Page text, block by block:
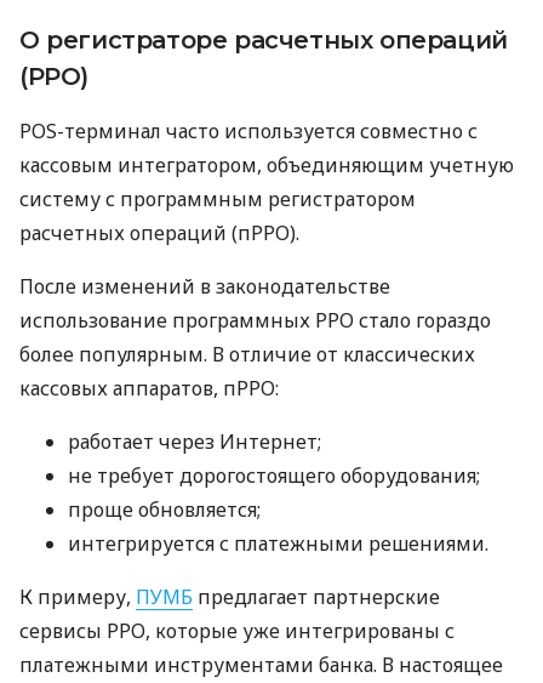
О регистраторе расчетных операций
(РРО)
POS-терминал часто используется совместно с
кассовым интегратором, объединяющим учетную
систему с программным регистратором
расчетных операций (пРРО).
После изменений в законодательстве
использование программных РРО стало гораздо
более популярным. В отличие от классических
кассовых аппаратов, пРРО:
работает через Интернет;
не требует дорогостоящего оборудования;
проще обновляется;
интегрируется с платежными решениями.
К примеру, ПУМБ предлагает партнерские
сервисы РРО, которые уже интегрированы с
платежными инструментами банка. В настоящее